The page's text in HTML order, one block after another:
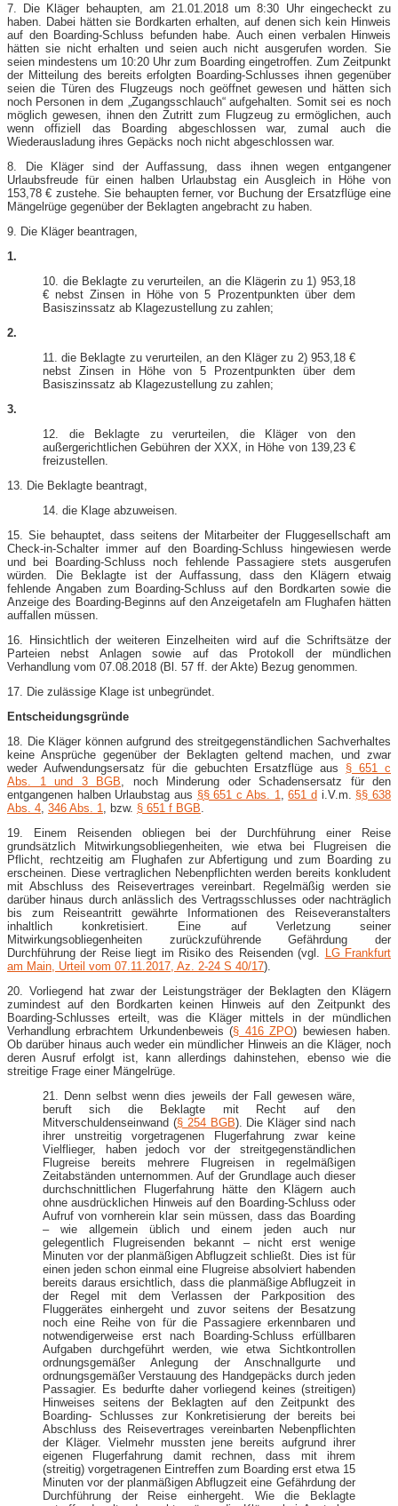
7. Die Kläger behaupten, am 21.01.2018 um 8:30 Uhr eingecheckt zu
haben. Dabei hätten sie Bordkarten erhalten, auf denen sich kein Hinweis
auf den Boarding-Schluss befunden habe. Auch einen verbalen Hinweis
hätten sie nicht erhalten und seien auch nicht ausgerufen worden. Sie
seien mindestens um 10:20 Uhr zum Boarding eingetroffen. Zum Zeitpunkt
der Mitteilung des bereits erfolgten Boarding-Schlusses ihnen gegenüber
seien die Türen des Flugzeugs noch geöffnet gewesen und hätten sich
noch Personen in dem „Zugangsschlauch“ aufgehalten. Somit sei es noch
möglich gewesen, ihnen den Zutritt zum Flugzeug zu ermöglichen, auch
wenn offiziell das Boarding abgeschlossen war, zumal auch die
Wiederausladung ihres Gepäcks noch nicht abgeschlossen war.
8. Die Kläger sind der Auffassung, dass ihnen wegen entgangener
Urlaubsfreude für einen halben Urlaubstag ein Ausgleich in Höhe von
153,78 € zustehe. Sie behaupten ferner, vor Buchung der Ersatzflüge eine
Mängelrüge gegenüber der Beklagten angebracht zu haben.
9. Die Kläger beantragen,
1.
10. die Beklagte zu verurteilen, an die Klägerin zu 1) 953,18
€ nebst Zinsen in Höhe von 5 Prozentpunkten über dem
Basiszinssatz ab Klagezustellung zu zahlen;
2.
11. die Beklagte zu verurteilen, an den Kläger zu 2) 953,18 €
nebst Zinsen in Höhe von 5 Prozentpunkten über dem
Basiszinssatz ab Klagezustellung zu zahlen;
3.
12. die Beklagte zu verurteilen, die Kläger von den
außergerichtlichen Gebühren der XXX, in Höhe von 139,23 €
freizustellen.
13. Die Beklagte beantragt,
14. die Klage abzuweisen.
15. Sie behauptet, dass seitens der Mitarbeiter der Fluggesellschaft am
Check-in-Schalter immer auf den Boarding-Schluss hingewiesen werde
und bei Boarding-Schluss noch fehlende Passagiere stets ausgerufen
würden. Die Beklagte ist der Auffassung, dass den Klägern etwaig
fehlende Angaben zum Boarding-Schluss auf den Bordkarten sowie die
Anzeige des Boarding-Beginns auf den Anzeigetafeln am Flughafen hätten
auffallen müssen.
16. Hinsichtlich der weiteren Einzelheiten wird auf die Schriftsätze der
Parteien nebst Anlagen sowie auf das Protokoll der mündlichen
Verhandlung vom 07.08.2018 (Bl. 57 ff. der Akte) Bezug genommen.
17. Die zulässige Klage ist unbegründet.
Entscheidungsgründe
18. Die Kläger können aufgrund des streitgegenständlichen Sachverhaltes
keine Ansprüche gegenüber der Beklagten geltend machen, und zwar
weder Aufwendungsersatz für die gebuchten Ersatzflüge aus § 651 c
Abs. 1 und 3 BGB , noch Minderung oder Schadensersatz für den
entgangenen halben Urlaubstag aus §§ 651 c Abs. 1 ,651 di.V.m. §§ 638
Abs. 4 346 Abs. 1 , bzw. § 651 f BGB
19. Einem Reisenden obliegen bei der Durchführung einer Reise
grundsätzlich Mitwirkungsobliegenheiten, wie etwa bei Flugreisen die
Pflicht, rechtzeitig am Flughafen zur Abfertigung und zum Boarding zu
erscheinen. Diese vertraglichen Nebenpflichten werden bereits konkludent
mit Abschluss des Reisevertrages vereinbart. Regelmäßig werden sie
darüber hinaus durch anlässlich des Vertragsschlusses oder nachträglich
bis zum Reiseantritt gewährte Informationen des Reiseveranstalters
inhaltlich konkretisiert. Eine auf Verletzung seiner
Mitwirkungsobliegenheiten zurückzuführende Gefährdung der
Durchführung der Reise liegt im Risiko des Reisenden (vgl. LG Frankfurt
am Main, Urteil vom 07.11.2017, Az. 2-24 S 40/17).
20. Vorliegend hat zwar der Leistungsträger der Beklagten den Klägern
zumindest auf den Bordkarten keinen Hinweis auf den Zeitpunkt des
Boarding-Schlusses erteilt, was die Kläger mittels in der mündlichen
Verhandlung erbrachtem Urkundenbeweis (§ 416 ZPO) bewiesen haben.
Ob darüber hinaus auch weder ein mündlicher Hinweis an die Kläger, noch
deren Ausruf erfolgt ist, kann allerdings dahinstehen, ebenso wie die
streitige Frage einer Mängelrüge.
21. Denn selbst wenn dies jeweils der Fall gewesen wäre,
beruft sich die Beklagte mit Recht auf den
Mitverschuldenseinwand (§ 254 BGB). Die Kläger sind nach
ihrer unstreitig vorgetragenen Flugerfahrung zwar keine
Vielflieger, haben jedoch vor der streitgegenständlichen
Flugreise bereits mehrere Flugreisen in regelmäßigen
Zeitabständen unternommen. Auf der Grundlage auch dieser
durchschnittlichen Flugerfahrung hätte den Klägern auch
ohne ausdrücklichen Hinweis auf den Boarding-Schluss oder
Aufruf von vornherein klar sein müssen, dass das Boarding
– wie allgemein üblich und einem jeden auch nur
gelegentlich Flugreisenden bekannt – nicht erst wenige
Minuten vor der planmäßigen Abflugzeit schließt. Dies ist für
einen jeden schon einmal eine Flugreise absolviert habenden
bereits daraus ersichtlich, dass die planmäßige Abflugzeit in
der Regel mit dem Verlassen der Parkposition des
Fluggerätes einhergeht und zuvor seitens der Besatzung
noch eine Reihe von für die Passagiere erkennbaren und
notwendigerweise erst nach Boarding-Schluss erfüllbaren
Aufgaben durchgeführt werden, wie etwa Sichtkontrollen
ordnungsgemäßer Anlegung der Anschnallgurte und
ordnungsgemäßer Verstauung des Handgepäcks durch jeden
Passagier. Es bedurfte daher vorliegend keines (streitigen)
Hinweises seitens der Beklagten auf den Zeitpunkt des
Boarding- Schlusses zur Konkretisierung der bereits bei
Abschluss des Reisevertrages vereinbarten Nebenpflichten
der Kläger. Vielmehr mussten jene bereits aufgrund ihrer
eigenen Flugerfahrung damit rechnen, dass mit ihrem
(streitig) vorgetragenen Eintreffen zum Boarding erst etwa 15
Minuten vor der planmäßigen Abflugzeit eine Gefährdung der
Durchführung der Reise einhergeht. Wie die Beklagte